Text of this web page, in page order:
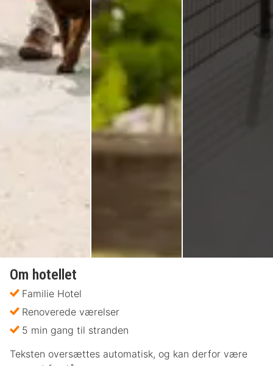
Om hotellet
Familie Hotel
Renoverede værelser
5 min gang til stranden
Teksten oversættes automatisk, og kan derfor være